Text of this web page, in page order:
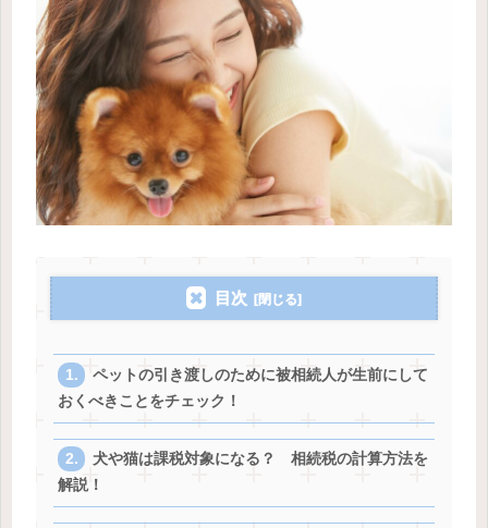
目次
ペットの引き渡しのために被相続人が生前にして
おくべきことをチェック！
犬や猫は課税対象になる？ 相続税の計算方法を
解説！